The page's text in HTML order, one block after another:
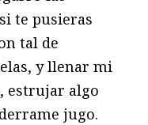
te pusieras
tal de
y llenar mi
estrujar algo
jugo.